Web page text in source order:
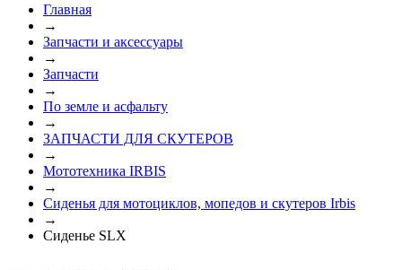
Главная
→
Запчасти и аксессуары
→
Запчасти
→
По земле и асфальту
→
ЗАПЧАСТИ ДЛЯ СКУТЕРОВ
→
Мототехника IRBIS
→
Сиденья для мотоциклов, мопедов и скутеров Irbis
→
Сиденье SLX